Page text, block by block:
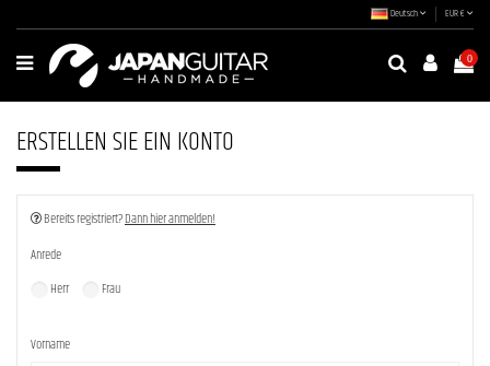
Deutsch EUR €
0
ERSTELLEN SIE EIN KONTO
Bereits registriert?Dann hier anmelden!
Anrede
Herr
Frau
Vorname